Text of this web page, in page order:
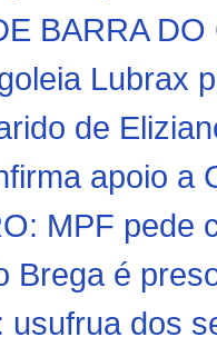
BARRA
Lubrax
de
apoio a
MPF pede
Brega é
usufrua dos